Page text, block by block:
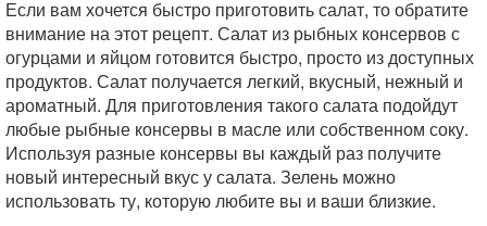
Если вам хочется быстро приготовить салат, то обратите
внимание на этот рецепт. Салат из рыбных консервов с
огурцами и яйцом готовится быстро, просто из доступных
продуктов. Салат получается легкий, вкусный, нежный и
ароматный. Для приготовления такого салата подойдут
любые рыбные консервы в масле или собственном соку.
Используя разные консервы вы каждый раз получите
новый интересный вкус у салата. Зелень можно
использовать ту, которую любите вы и ваши близкие.